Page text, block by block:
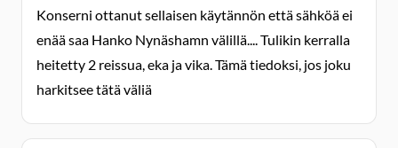
Konserni ottanut sellaisen käytännön että sähköä ei
enää saa Hanko Nynäshamn välillä.... Tulikin kerralla
heitetty 2 reissua, eka ja vika. Tämä tiedoksi, jos joku
harkitsee tätä väliä